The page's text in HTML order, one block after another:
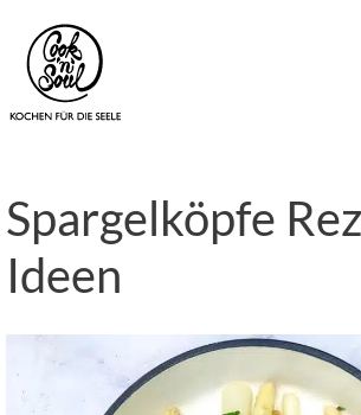
Spargelköpfe
Ideen